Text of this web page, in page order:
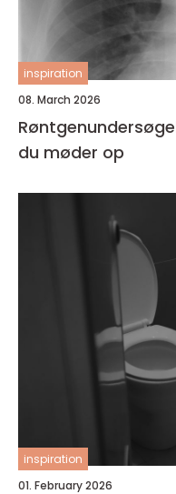
inspiration
08. March 2026
Røntgenundersøgelse hvad du skal
du møder op
inspiration
01. February 2026